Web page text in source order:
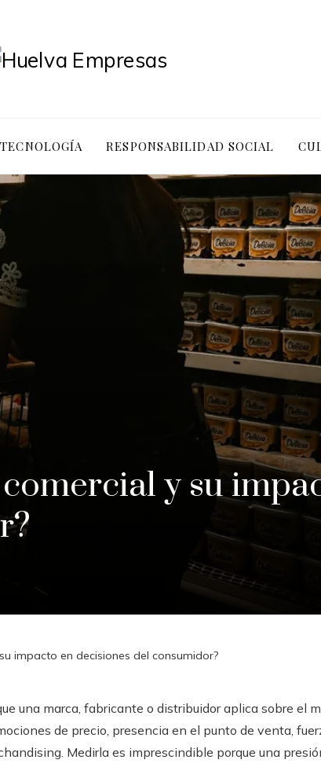
RESPONSABILIDAD SOCIAL
y su
impacto en decisiones del consumidor?
una marca, fabricante o distribuidor aplica sobre el
de precio, presencia en el punto de venta,
Medirla es imprescindible porque una